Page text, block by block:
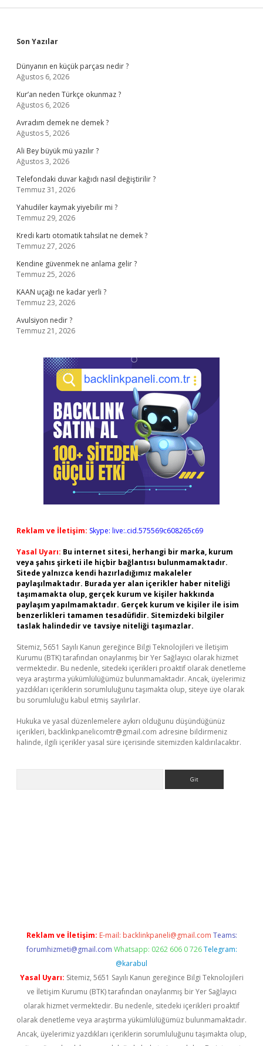
Sidebar
Son Yazılar
Dünyanın en küçük parçası nedir ?
Ağustos 6, 2026
Kur’an neden Türkçe okunmaz ?
Ağustos 6, 2026
Avradım demek ne demek ?
Ağustos 5, 2026
Ali Bey büyük mü yazılır ?
Ağustos 3, 2026
Telefondaki duvar kağıdı nasıl değiştirilir ?
Temmuz 31, 2026
Yahudiler kaymak yiyebilir mi ?
Temmuz 29, 2026
Kredi kartı otomatik tahsilat ne demek ?
Temmuz 27, 2026
Kendine güvenmek ne anlama gelir ?
Temmuz 25, 2026
KAAN uçağı ne kadar yerli ?
Temmuz 23, 2026
Avulsiyon nedir ?
Temmuz 21, 2026
Reklam ve İletişim: Skype: live:.cid.575569c608265c69
Yasal Uyarı: Bu internet sitesi, herhangi bir marka, kurum
veya şahıs şirketi ile hiçbir bağlantısı bulunmamaktadır.
Sitede yalnızca kendi hazırladığımız makaleler
paylaşılmaktadır. Burada yer alan içerikler haber niteliği
taşımamakta olup, gerçek kurum ve kişiler hakkında
paylaşım yapılmamaktadır. Gerçek kurum ve kişiler ile isim
benzerlikleri tamamen tesadüfidir. Sitemizdeki bilgiler
taslak halindedir ve tavsiye niteliği taşımazlar.
Sitemiz, 5651 Sayılı Kanun gereğince Bilgi Teknolojileri ve İletişim
Kurumu (BTK) tarafından onaylanmış bir Yer Sağlayıcı olarak hizmet
vermektedir. Bu nedenle, sitedeki içerikleri proaktif olarak denetleme
veya araştırma yükümlülüğümüz bulunmamaktadır. Ancak, üyelerimiz
yazdıkları içeriklerin sorumluluğunu taşımakta olup, siteye üye olarak
bu sorumluluğu kabul etmiş sayılırlar.
Hukuka ve yasal düzenlemelere aykırı olduğunu düşündüğünüz
içerikleri, backlinkpanelicomtr@gmail.com adresine bildirmeniz
halinde, ilgili içerikler yasal süre içerisinde sitemizden kaldırılacaktır.
Reklam ve İletişim: E-mail: backlinkpaneli@gmail.com Teams:
forumhizmeti@gmail.com Whatsapp: 0262 606 0 726 Telegram:
@karabul
Yasal Uyarı: Sitemiz, 5651 Sayılı Kanun gereğince Bilgi Teknolojileri
ve İletişim Kurumu (BTK) tarafından onaylanmış bir Yer Sağlayıcı
olarak hizmet vermektedir. Bu nedenle, sitedeki içerikleri proaktif
olarak denetleme veya araştırma yükümlülüğümüz bulunmamaktadır.
Ancak, üyelerimiz yazdıkları içeriklerin sorumluluğunu taşımakta olup,